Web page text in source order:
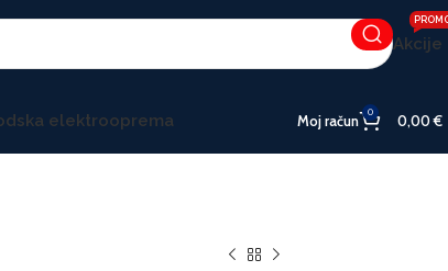
Akcije
elektrooprema Moj račun 0 0,00€